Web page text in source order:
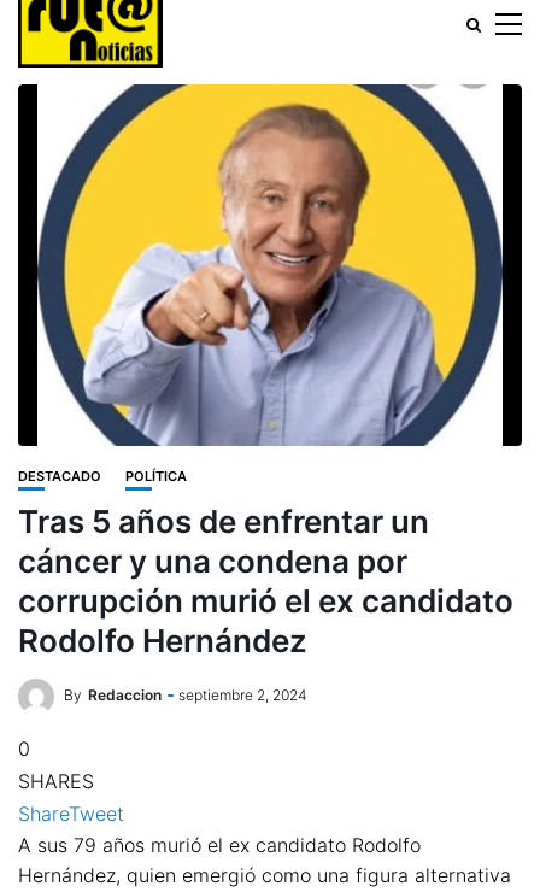
DESTACADO POLÍTICA
Tras 5 años de enfrentar un
cáncer y una condena por
corrupción murió el ex candidato
Rodolfo Hernández
By Redaccion septiembre 2, 2024
0
SHARES
ShareTweet
A sus 79 años murió el ex candidato Rodolfo
Hernández, quien emergió como una figura alternativa